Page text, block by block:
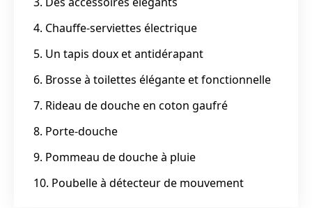
4. Chauffe-serviettes électrique
5. Un tapis doux et antidérapant
6. Brosse à toilettes élégante et fonctionnelle
7. Rideau de douche en coton gaufré
8. Porte-douche
9. Pommeau de douche à pluie
10. Poubelle à détecteur de mouvement